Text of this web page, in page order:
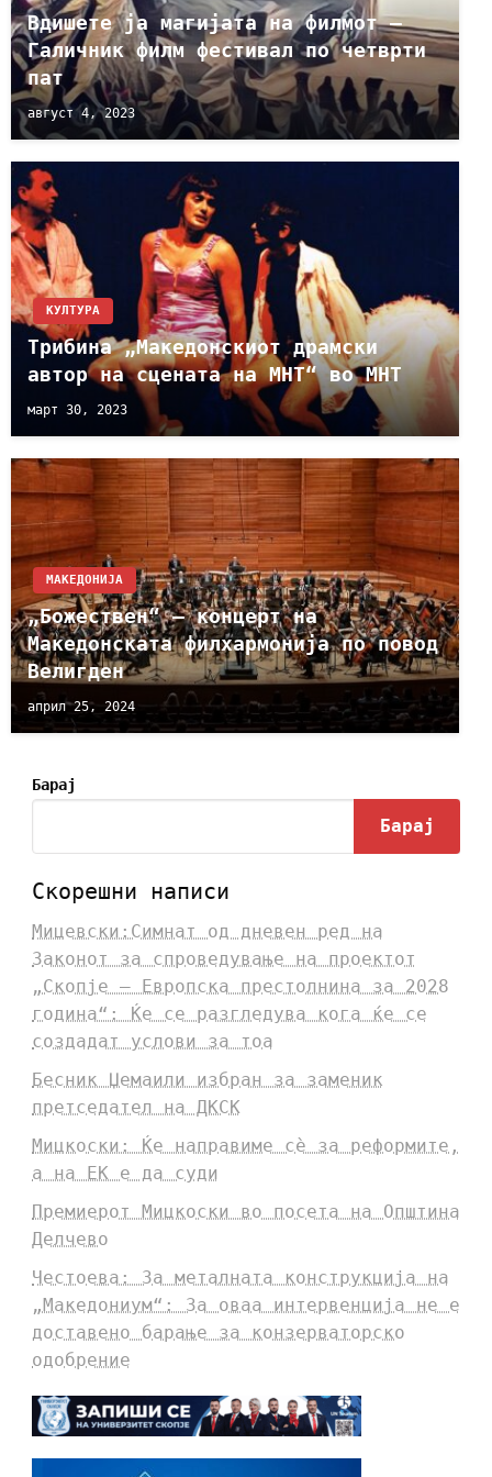
Вдишете ја магијата на филмот –
Галичник филм фестивал по четврти
пат
август 4, 2023
КУЛТУРА
Трибина „Македонскиот драмски
автор на сцената на МНТ“ во МНТ
март 30, 2023
МАКЕДОНИЈА
„Божествен“ – концерт на
Македонската филхармонија по повод
Велигден
април 25, 2024
Барај
Барај
Скорешни написи
Мицевски:Симнат од дневен ред на
Законот за спроведување на проектот
„Скопје – Европска престолнина за 2028
година“: Ќе се разгледува кога ќе се
создадат услови за тоа
Бесник Џемаили избран за заменик
претседател на ДКСК
Мицкоски: Ќе направиме сè за реформите,
а на ЕК е да суди
Премиерот Мицкоски во посета на Општина
Делчево
Честоева: За металната конструкција на
„Македониум“: За оваа интервенција не е
доставено барање за конзерваторско
одобрение